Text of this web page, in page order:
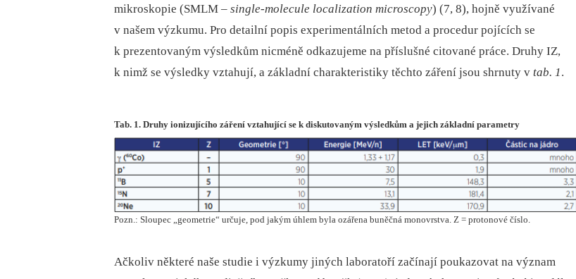
mikroskopie (SMLM –⁠ single-molecule localization microscopy) (7, 8), hojně využívané
v našem výzkumu. Pro detailní popis experimentálních metod a procedur pojících se
k prezentovaným výsledkům nicméně odkazujeme na příslušné citované práce. Druhy IZ,
k nimž se výsledky vztahují, a základní charakteristiky těchto záření jsou shrnuty v tab. 1.
Tab. 1. Druhy ionizujícího záření vztahující se k diskutovaným výsledkům a jejich základní parametry
Pozn.: Sloupec „geometrie“ určuje, pod jakým úhlem byla ozářena buněčná monovrstva. Z = protonové číslo.
Ačkoliv některé naše studie i výzkumy jiných laboratoří začínají poukazovat na význam